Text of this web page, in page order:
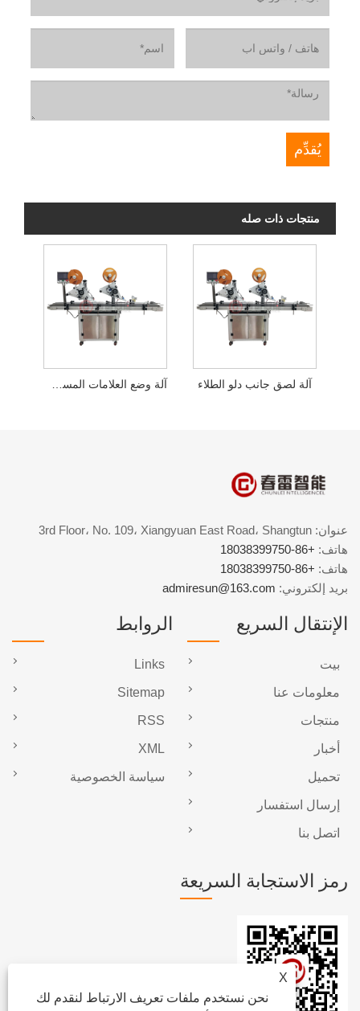
منتجات ذات صله
آلة لصق جانب دلو الطلاء
X
نحن نستخدم ملفات تعريف الارتباط لنقدم لك
عنوان: 3rd Floor، No. 109، Xiangyuan East Road، Shangtun
هاتف: +86-18038399750
هاتف: +86-18038399750
بريد إلكتروني: admiresun@163.com
الإنتقال السريع
بيت
معلومات عنا
منتجات
أخبار
تحميل
إرسال استفسار
اتصل بنا
الروابط
Links
Sitemap
RSS
XML
سياسة الخصوصية
رمز الاستجابة السريعة